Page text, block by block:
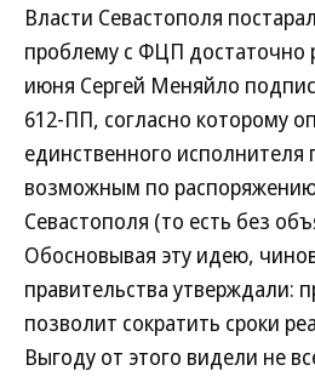
Власти Севастополя
проблему с ФЦП достаточно
июня Сергей Меняйло
612-ПП, согласно которому
единственного исполнителя
возможным по
Севастополя (то есть без
Обосновывая эту идею,
правительства утверждали:
позволит сократить сроки
Выгоду от этого видели не